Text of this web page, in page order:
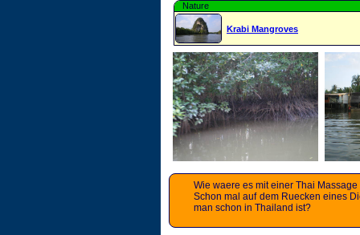
Nature
Krabi Mangroves
Wie waere es mit einer Thai
Schon mal auf dem Ruecken eines
man schon in Thailand ist?